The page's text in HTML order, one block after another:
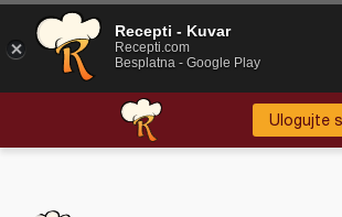
Ulogujte
Recepti - Kuvar
Recepti.com
Besplatna - Google Play